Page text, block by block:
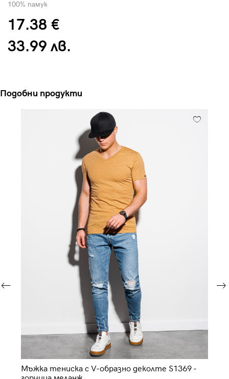
100% памук
17.38 €
33.99 лв.
Подобни продукти
Мъжка тениска с V-образно деколте S1369 -